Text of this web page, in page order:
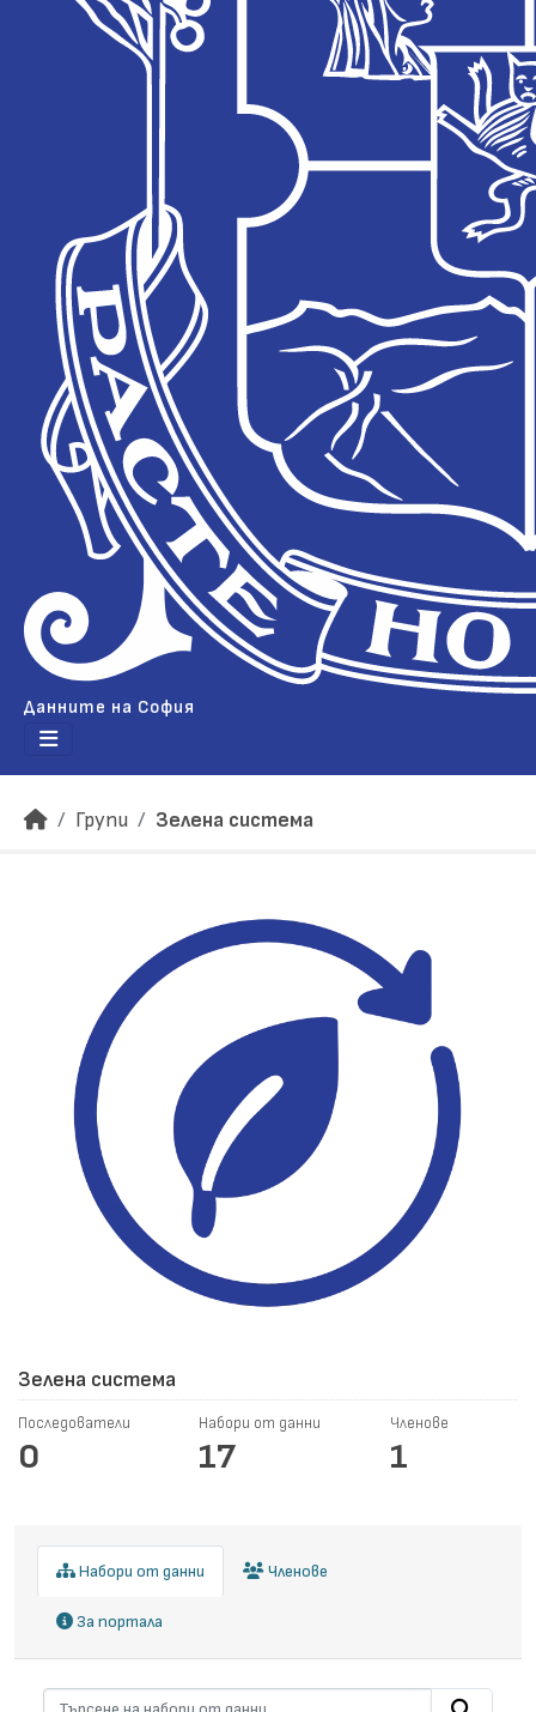
Данните на София
Групи Зелена система
Зелена система
Последователи
0
Набори от данни
17
Членове
1
Набори от данни Членове
За портала